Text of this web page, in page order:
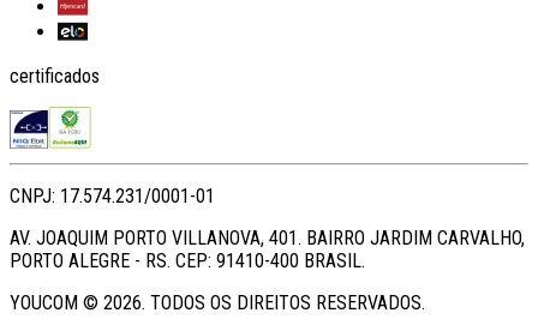
certificados
CNPJ: 17.574.231/0001-01
AV. JOAQUIM PORTO VILLANOVA, 401. BAIRRO JARDIM CARVALHO,
PORTO ALEGRE - RS. CEP: 91410-400 BRASIL.
YOUCOM © 2026. TODOS OS DIREITOS RESERVADOS.